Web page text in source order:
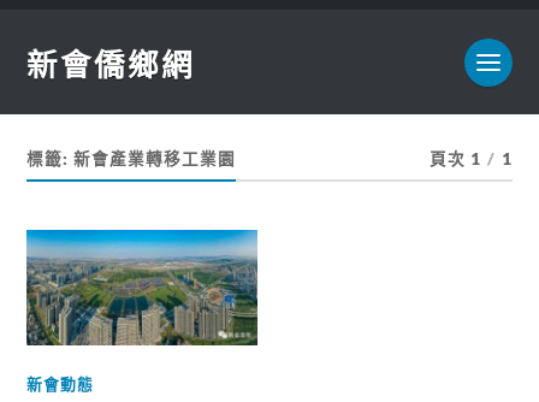
新會僑鄉網
標籤:新會產業轉移工業園 頁次 1 / 1
新會動態